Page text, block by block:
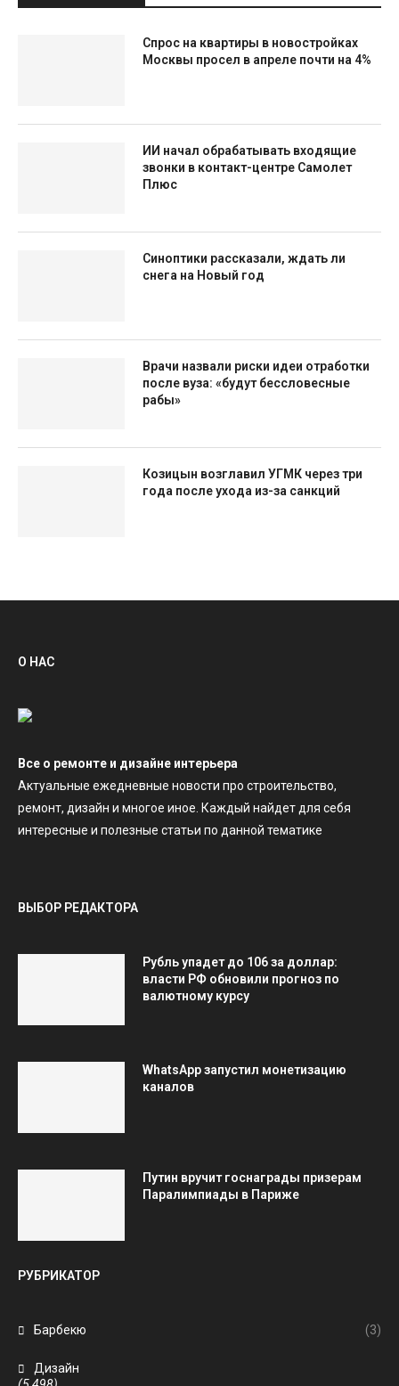
Спрос на квартиры в новостройках
Москвы просел в апреле почти на 4%
ИИ начал обрабатывать входящие
звонки в контакт-центре Самолет
Плюс
Синоптики рассказали, ждать ли
снега на Новый год
Врачи назвали риски идеи отработки
после вуза: «будут бессловесные
рабы»
Козицын возглавил УГМК через три
года после ухода из-за санкций
О НАС
Все о ремонте и дизайне интерьера
Актуальные ежедневные новости про строительство,
ремонт, дизайн и многое иное. Каждый найдет для себя
интересные и полезные статьи по данной тематике
ВЫБОР РЕДАКТОРА
Рубль упадет до 106 за доллар:
власти РФ обновили прогноз по
валютному курсу
WhatsApp запустил монетизацию
каналов
Путин вручит госнаграды призерам
Паралимпиады в Париже
РУБРИКАТОР
Барбекю (3)
Дизайн